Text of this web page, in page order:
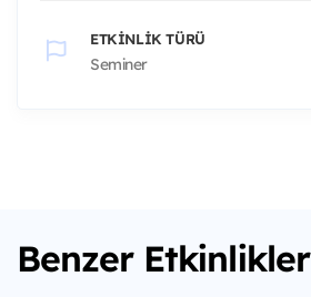
ETKINLIK TÜRÜ
Seminer
Benzer Etkinlikler